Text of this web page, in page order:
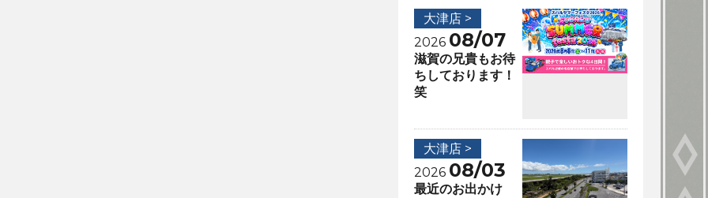
大津店 >
2026 08/07
滋賀の兄貴もお待
ちしております！
笑
大津店 >
2026 08/03
最近のお出かけ